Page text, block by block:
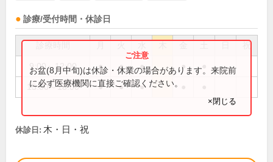
診療/受付時間・休診日
祝
9:00～12:00 ● ● ● ●
15:00～18:00 ● ● ●
お盆(8月中旬)は休診・休業の場合があります。来院前
に必ず医療機関に直接ご確認ください。
×閉じる
休診日: 木・日・祝